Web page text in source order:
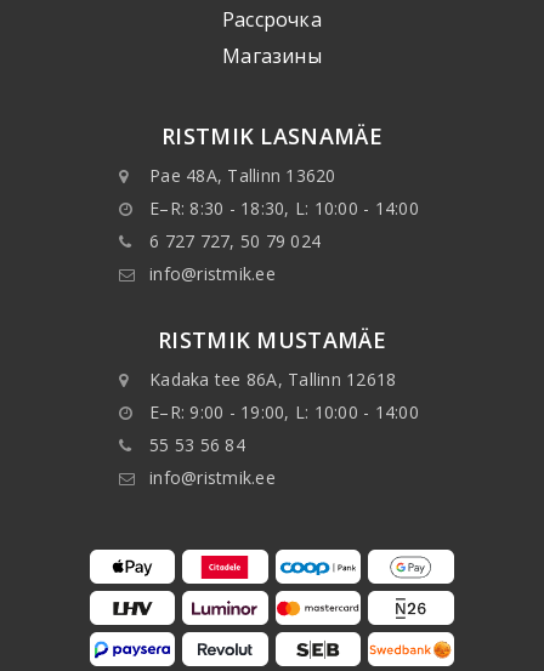
Рассрочка
Mагазины
RISTMIK LASNAMÄE
Pae 48A, Tallinn 13620
E–R: 8:30 - 18:30, L: 10:00 - 14:00
6 727 727, 50 79 024
info@ristmik.ee
RISTMIK MUSTAMÄE
Kadaka tee 86A, Tallinn 12618
E–R: 9:00 - 19:00, L: 10:00 - 14:00
55 53 56 84
info@ristmik.ee